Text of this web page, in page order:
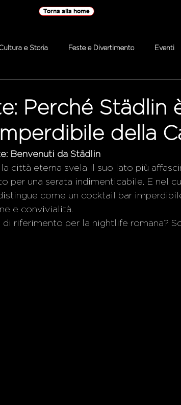
Torna alla home
e Storia Feste e Divertimento Eventi
Perché Städlin
della
Benvenuti da Städlin
città eterna svela il suo lato più
per una serata indimenticabile. E nel
come un cocktail bar
e convivialità.
di riferimento per la nightlife romana?